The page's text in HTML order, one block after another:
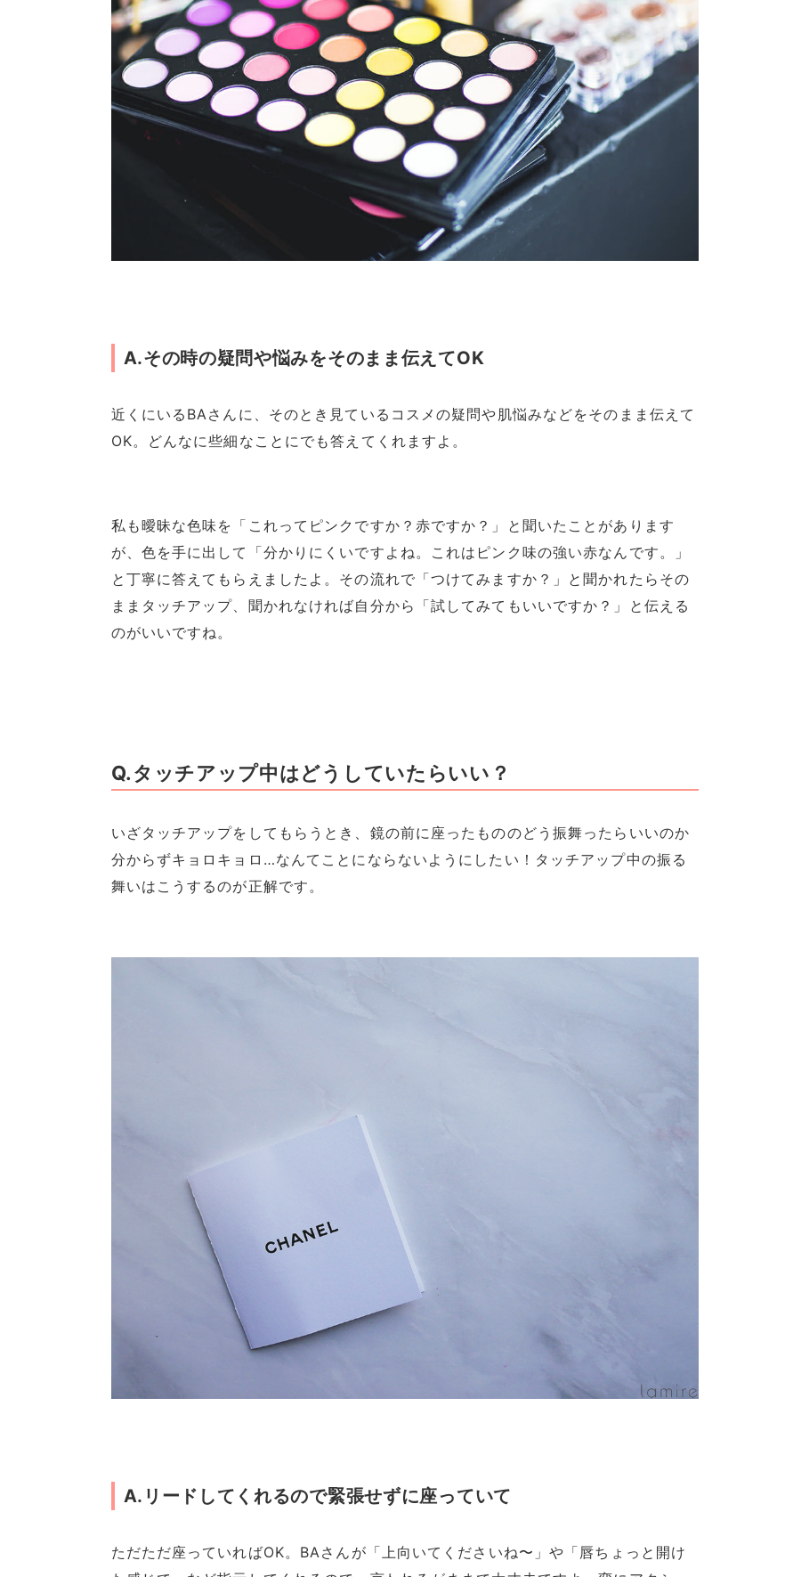
A.その時の疑問や悩みをそのまま伝えてOK
近くにいるBAさんに、そのとき見ているコスメの疑問や肌悩みなどをそのまま伝えて
OK。どんなに些細なことにでも答えてくれますよ。
私も曖昧な色味を「これってピンクですか？赤ですか？」と聞いたことがあります
が、色を手に出して「分かりにくいですよね。これはピンク味の強い赤なんです。」
と丁寧に答えてもらえましたよ。その流れで「つけてみますか？」と聞かれたらその
ままタッチアップ、聞かれなければ自分から「試してみてもいいですか？」と伝える
のがいいですね。
Q.タッチアップ中はどうしていたらいい？
いざタッチアップをしてもらうとき、鏡の前に座ったもののどう振舞ったらいいのか
分からずキョロキョロ…なんてことにならないようにしたい！タッチアップ中の振る
舞いはこうするのが正解です。
A.リードしてくれるので緊張せずに座っていて
ただただ座っていればOK。BAさんが「上向いてくださいね〜」や「唇ちょっと開け